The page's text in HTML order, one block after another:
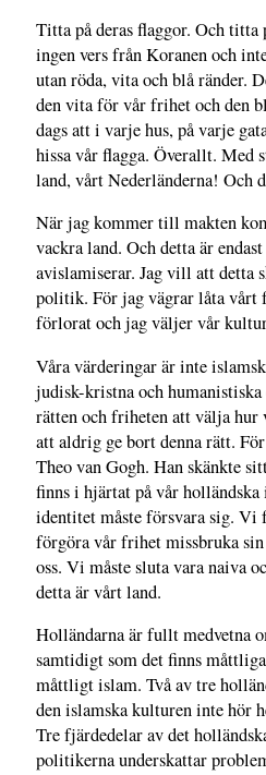
Titta på deras flaggor. Och titta
ingen vers från Koranen och
utan röda, vita och blå ränder.
den vita för vår frihet och den
dags att i varje hus, på varje
hissa vår flagga. Överallt. Med
land, vårt Nederländerna! Och
När jag kommer till makten
vackra land. Och detta är
avislamiserar. Jag vill att detta
politik. För jag vägrar låta vårt
förlorat och jag väljer vår
Våra värderingar är inte
judisk-kristna och
rätten och friheten att välja
att aldrig ge bort denna rätt.
Theo van Gogh. Han skänkte
finns i hjärtat på vår
identitet måste försvara sig. Vi
förgöra vår frihet missbruka
oss. Vi måste sluta vara naiva
detta är vårt land.
Holländarna är fullt medvetna
samtidigt som det finns
måttligt islam. Två av tre
den islamska kulturen inte hör
Tre fjärdedelar av det
politikerna underskattar